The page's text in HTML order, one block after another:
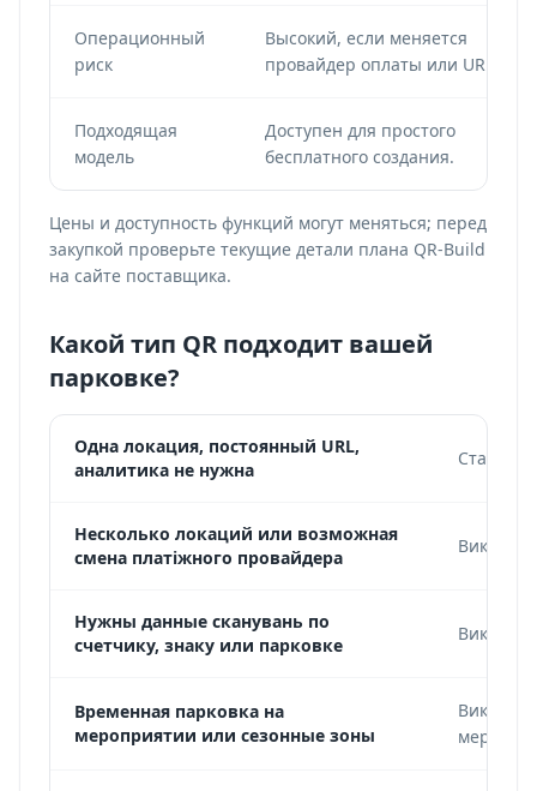
Операционный
риск
Высокий, если меняется
провайдер оплаты или URL.
Подходящая
модель
Доступен для простого
бесплатного создания.
Цены и доступность функций могут меняться; перед
закупкой проверьте текущие детали плана QR-Build
на сайте поставщика.
Какой тип QR подходит вашей
парковке?
Одна локация, постоянный URL,
аналитика не нужна
Несколько локаций или возможная
смена платіжного провайдера
Нужны данные сканувань по
счетчику, знаку или парковке
Временная парковка на
мероприятии или сезонные зоны